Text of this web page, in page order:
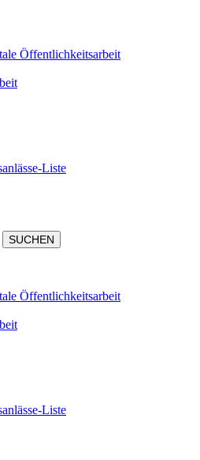
Öffentlichkeitsarbeit
Liste
Öffentlichkeitsarbeit
Liste